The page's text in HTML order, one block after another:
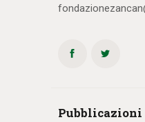
Pubblicazioni